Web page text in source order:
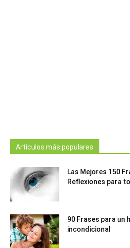
Artículos más populares
Las Mejores 150
Reflexiones para
90 Frases para un
incondicional